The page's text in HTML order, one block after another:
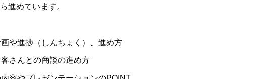
進めています。
や進捗（しんちょく）、進め方
さんとの商談の進め方